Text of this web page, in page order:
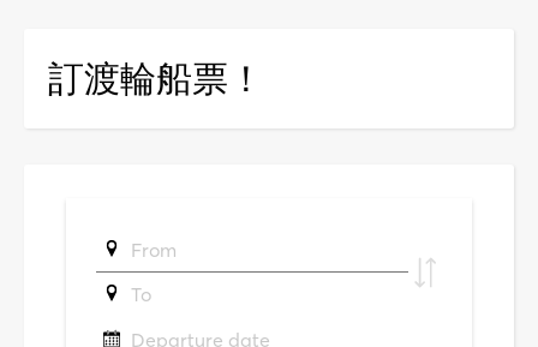
訂渡輪船票！